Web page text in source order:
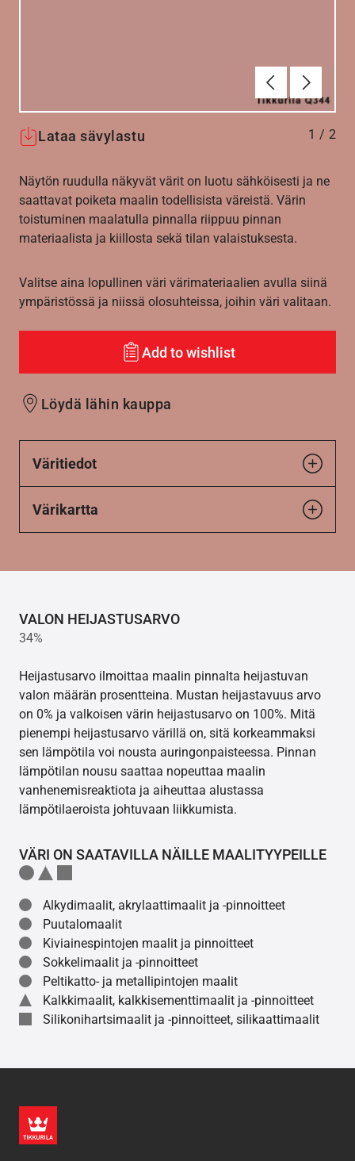
Edellinen
Lataa sävylastu 1 / 2
Näytön ruudulla näkyvät värit on luotu sähköisesti ja ne
saattavat poiketa maalin todellisista väreistä. Värin
toistuminen maalatulla pinnalla riippuu pinnan
materiaalista ja kiillosta sekä tilan valaistuksesta.
Valitse aina lopullinen väri värimateriaalien avulla siinä
ympäristössä ja niissä olosuhteissa, joihin väri valitaan.
Add to wishlist
Löydä lähin kauppa
Väritiedot
Värikartta
VALON HEIJASTUSARVO
34%
Heijastusarvo ilmoittaa maalin pinnalta heijastuvan
valon määrän prosentteina. Mustan heijastavuus arvo
on 0% ja valkoisen värin heijastusarvo on 100%. Mitä
pienempi heijastusarvo värillä on, sitä korkeammaksi
sen lämpötila voi nousta auringonpaisteessa. Pinnan
lämpötilan nousu saattaa nopeuttaa maalin
vanhenemisreaktiota ja aiheuttaa alustassa
lämpötilaeroista johtuvaan liikkumista.
VÄRI ON SAATAVILLA NÄILLE MAALITYYPEILLE
Alkydimaalit, akrylaattimaalit ja -pinnoitteet
Puutalomaalit
Kiviainespintojen maalit ja pinnoitteet
Sokkelimaalit ja -pinnoitteet
Peltikatto- ja metallipintojen maalit
Kalkkimaalit, kalkkisementtimaalit ja -pinnoitteet
Silikonihartsimaalit ja -pinnoitteet, silikaattimaalit